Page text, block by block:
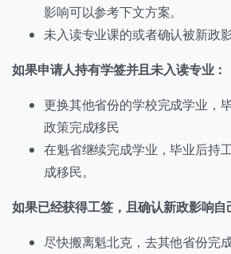
影响可以参考下文方案。
未入读专业课的或者确认被新政
如果申请人持有学签并且未入读专业：
更换其他省份的学校完成学业，
政策完成移民
在魁省继续完成学业，毕业后持
成移民。
如果已经获得工签，且确认新政影响自
尽快搬离魁北克，去其他省份完